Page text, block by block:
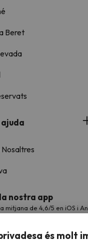
Beret
nostra app
mitjana de 4,6/5 en iOS i
és molt